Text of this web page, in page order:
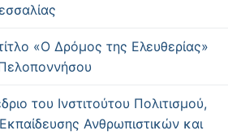
«Ο Δρόμος της Ελευθερίας»
του Ινστιτούτου Πολιτισμού,
Ανθρωπιστικών και